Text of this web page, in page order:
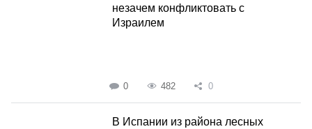
незачем конфликтовать с
Израилем
0 482 0
В Испании из района лесных